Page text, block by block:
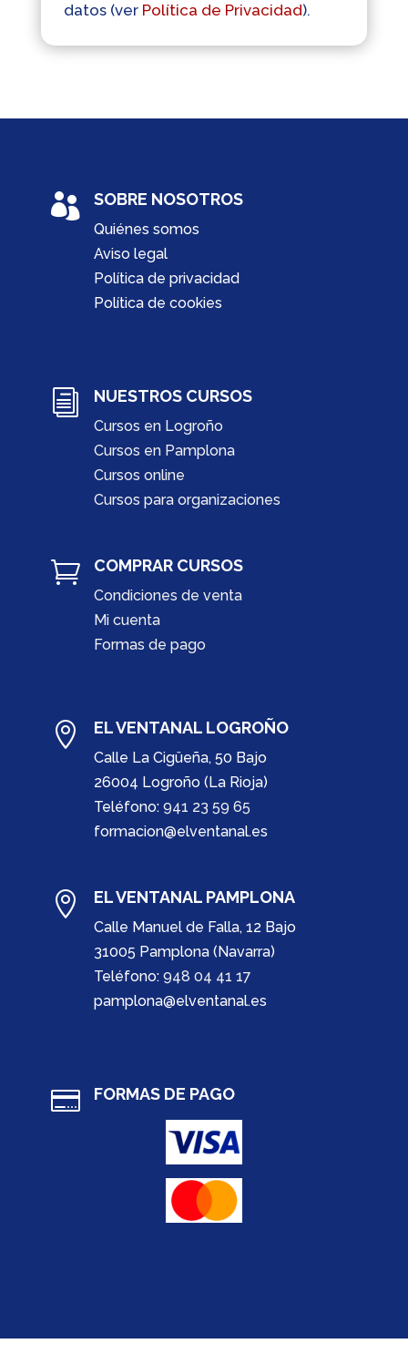
datos (ver Política de Privacidad).
 SOBRE NOSOTROS
Quiénes somos
Aviso legal
Política de privacidad
Política de cookies
i NUESTROS CURSOS
Cursos en Logroño
Cursos en Pamplona
Cursos online
Cursos para organizaciones
 COMPRAR CURSOS
Condiciones de venta
Mi cuenta
Formas de pago
 EL VENTANAL LOGROÑO
Calle La Cigüeña, 50 Bajo
26004 Logroño (La Rioja)
Teléfono: 941 23 59 65
formacion@elventanal.es
 EL VENTANAL PAMPLONA
Calle Manuel de Falla, 12 Bajo
31005 Pamplona (Navarra)
Teléfono: 948 04 41 17
pamplona@elventanal.es
 FORMAS DE PAGO